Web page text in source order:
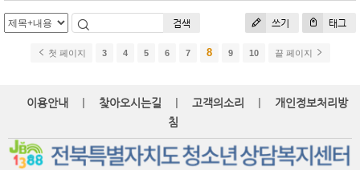
쓰기 태그
검색
첫 페이지 3 4 5 6 7 8 9 10 끝 페이지
이용안내 | 찾아오시는길 | 고객의소리 |
개인정보처리방
침